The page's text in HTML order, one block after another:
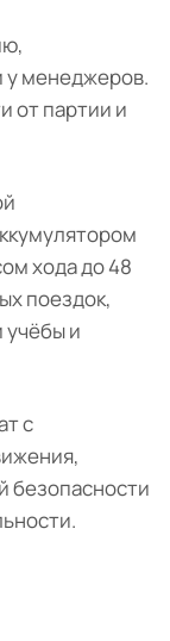
у менеджеров.
от партии и
хода до 48
поездок,
учёбы и
с
безопасности